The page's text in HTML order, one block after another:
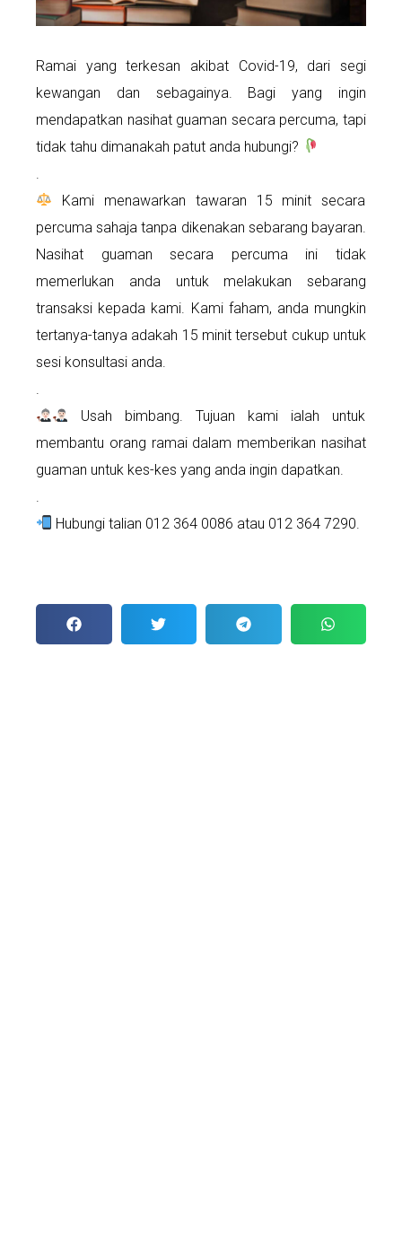
Ramai yang terkesan akibat Covid-19, dari segi
kewangan dan sebagainya. Bagi yang ingin
mendapatkan nasihat guaman secara percuma, tapi
tidak tahu dimanakah patut anda hubungi?
Kami menawarkan tawaran 15 minit secara
percuma sahaja tanpa dikenakan sebarang bayaran.
Nasihat guaman secara percuma ini tidak
memerlukan anda untuk melakukan sebarang
transaksi kepada kami. Kami faham, anda mungkin
tertanya-tanya adakah 15 minit tersebut cukup untuk
sesi konsultasi anda.
Usah bimbang. Tujuan kami ialah untuk
membantu orang ramai dalam memberikan nasihat
guaman untuk kes-kes yang anda ingin dapatkan.
Hubungi talian 012 364 0086 atau 012 364 7290.